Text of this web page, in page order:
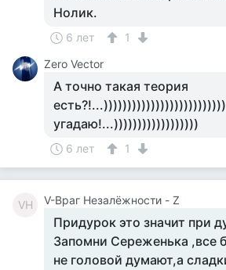
Нолик.
6 лет
1
Zero Vector
А точно такая теория
угадаю!...))))))))))))))))))
6 лет 1
VН V-Враг Незалёжности - Z
Придурок это значит при
Запомни Сереженька ,все
не головой думают,а